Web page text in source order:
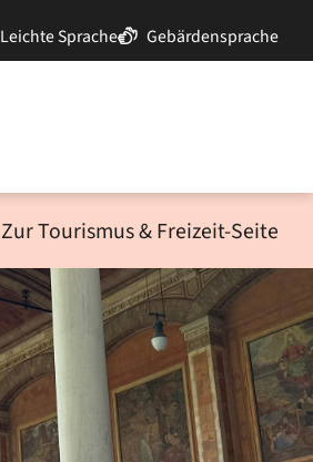
Leichte Sprache Gebärdensprache
Zur Tourismus & Freizeit-Seite